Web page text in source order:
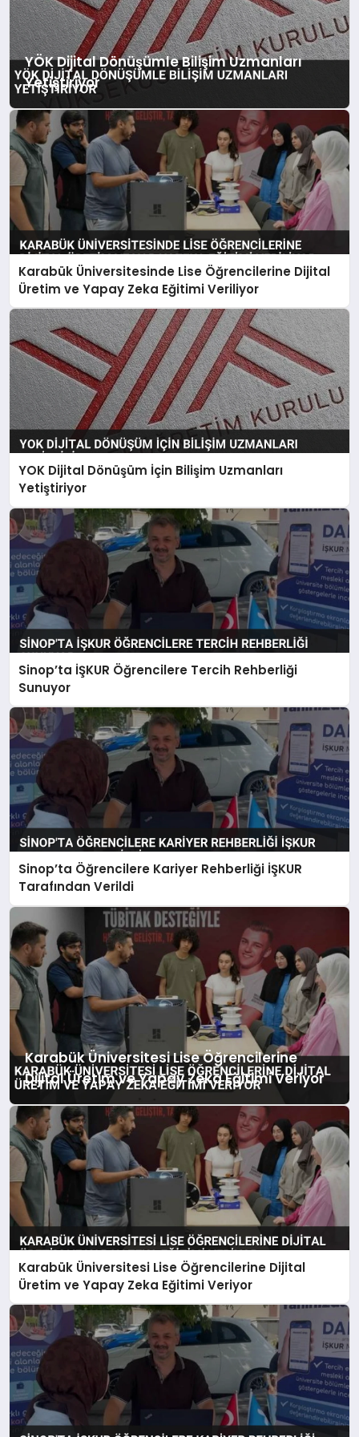
YÖK Dijital Dönüşümle Bilişim Uzmanları
Yetiştiriyor
Karabük Üniversitesinde Lise Öğrencilerine Dijital
Üretim ve Yapay Zeka Eğitimi Veriliyor
YOK Dijital Dönüşüm İçin Bilişim Uzmanları
Yetiştiriyor
Sinop’ta İŞKUR Öğrencilere Tercih Rehberliği
Sunuyor
Sinop’ta Öğrencilere Kariyer Rehberliği İŞKUR
Tarafından Verildi
Karabük Üniversitesi Lise Öğrencilerine
Dijital Üretim ve Yapay Zeka Eğitimi Veriyor
Karabük Üniversitesi Lise Öğrencilerine Dijital
Üretim ve Yapay Zeka Eğitimi Veriyor